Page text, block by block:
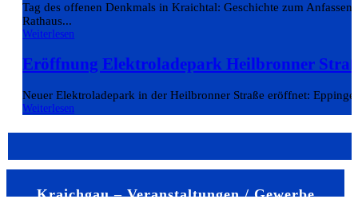
Tag des offenen Denkmals in Kraichtal: Geschichte zum
Rathaus...
Weiterlesen
Eröffnung Elektroladepark Heilbronner
Neuer Elektroladepark in der Heilbronner Straße eröffnet:
Weiterlesen
Kraichgau – Veranstaltungen / Gewerbe